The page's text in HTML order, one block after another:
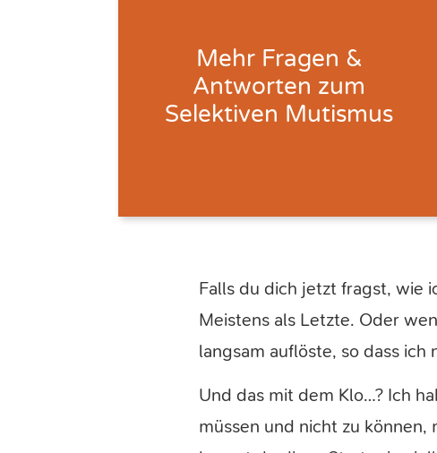
Mehr Fragen &
Antworten zum
Selektiven Mutismus
Falls du dich jetzt fragst, wie
Meistens als Letzte. Oder
langsam auflöste, so dass
Und das mit dem Klo…? Ich
müssen und nicht zu